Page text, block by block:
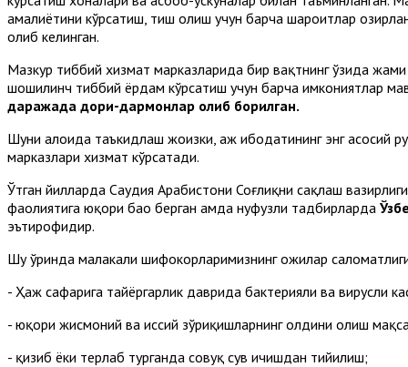
амалиётини кўрсатиш, тиш олиш учун барча шароитлар
олиб келинган.
Мазкур тиббий хизмат марказларида бир вақтнинг ўзида
шошилинч тиббий ёрдам кўрсатиш учун барча имкониятлар
даражада дори-дармонлар олиб борилган.
Шуни алоҳида таъкидлаш жоизки, ҳаж ибодатининг энг
марказлари хизмат кўрсатади.
Ўтган йилларда Саудия Арабистони Соғлиқни сақлаш
фаолиятига юқори баҳо берган ҳамда нуфузли тадбирларда
эътирофидир.
Шу ўринда малакали шифокорларимизнинг ҳожилар
- Ҳаж сафарига тайёргарлик даврида бактерияли ва вирусли
- юқори жисмоний ва ҳиссий зўриқишларнинг олдини олиш
- қизиб ёки терлаб турганда совуқ сув ичишдан тийилиш;